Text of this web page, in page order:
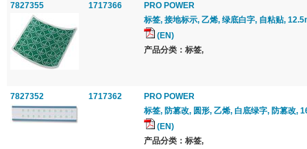
7827355 1717366
PRO POWER
标签, 接地标示, 乙烯, 绿底白字, 自粘贴,
(EN)
产品分类：标签,
7827352 1717362
PRO POWER
标签, 防篡改, 圆形, 乙烯, 白底绿字, 防篡改,
(EN)
产品分类：标签,